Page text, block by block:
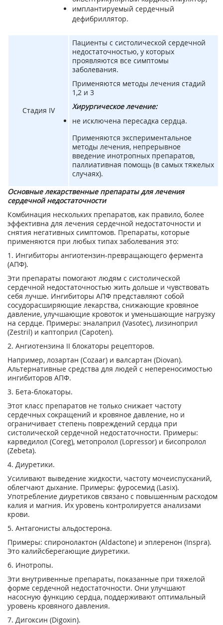
имплантируемый сердечный
дефибриллятор.
Стадия IV
Пациенты с систолической сердечной
недостаточностью, у которых
проявляются все симптомы
заболевания.
Применяются методы лечения стадий
1,2 и 3
Хирургическое лечение:
не исключена пересадка сердца.
Применяются экспериментальное
методы лечения, непрерывное
введение инотропных препаратов,
паллиативная помощь (в самых тяжелых
случаях).
Основные лекарственные препараты для лечения
сердечной недостаточности
Комбинация нескольких препаратов, как правило, более
эффективна для лечения сердечной недостаточности и
снятия негативных симптомов. Препараты, которые
применяются при любых типах заболевания это:
1. Ингибиторы ангиотензин-превращающего фермента
(АПФ).
Эти препараты помогают людям с систолической
сердечной недостаточностью жить дольше и чувствовать
себя лучше. Ингибиторы АПФ представляют собой
сосудорасширяющие лекарства, снижающие кровяное
давление, улучшающие кровоток и уменьшающие нагрузку
на сердце. Примеры: эналаприл (Vasotec), лизиноприл
(Zestril) и каптоприл (Capoten).
2. Ангиотензина II блокаторы рецепторов.
Например, лозартан (Cozaar) и валсартан (Diovan).
Альтернативные средства для людей с непереносимостью
ингибиторов АПФ.
3. Бета-блокаторы.
Этот класс препаратов не только снижает частоту
сердечных сокращений и кровяное давление, но и
ограничивает степень повреждений сердца при
систолической сердечной недостаточности. Примеры:
карведилол (Coreg), метопролол (Lopressor) и бисопролол
(Zebeta).
4. Диуретики.
Усиливают выведение жидкости, частоту мочеиспусканий,
облегчают дыхание. Примеры: фуросемид (Lasix).
Употребление диуретиков связано с повышенным расходом
калия и магния. Их уровень контролируется анализами
крови.
5. Антагонисты альдостерона.
Примеры: спиронолактон (Aldactone) и эплеренон (Inspra).
Это калийсберегающие диуретики.
6. Инотропы.
Эти внутривенные препараты, показанные при тяжелой
форме сердечной недостаточности. Они улучшают
насосную функцию сердца, поддерживают оптимальный
уровень кровяного давления.
7. Дигоксин (Digoxin).